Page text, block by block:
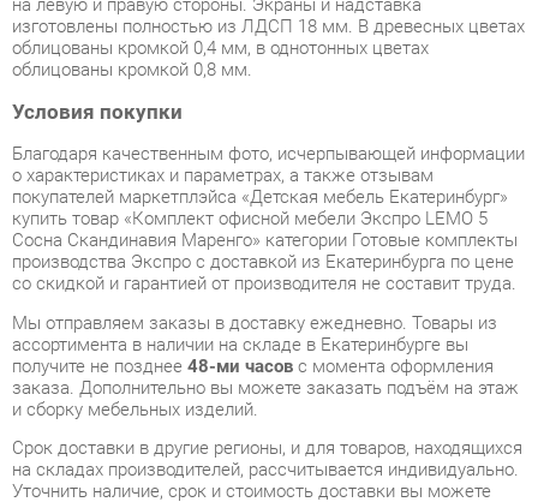
Условия покупки
Благодаря качественным фото, исчерпывающей информации
о характеристиках и параметрах, а также отзывам
покупателей маркетплэйса «Детская мебель Екатеринбург»
купить товар «Комплект офисной мебели Экспро LEMO 5
Сосна Скандинавия Маренго» категории Готовые комплекты
производства Экспро с доставкой из Екатеринбурга по цене
со скидкой и гарантией от производителя не составит труда.
Мы отправляем заказы в доставку ежедневно. Товары из
ассортимента в наличии на складе в Екатеринбурге вы
получите не позднее48-ми часовс момента оформления
заказа. Дополнительно вы можете заказать подъём на этаж
Срок доставки в другие регионы, и для товаров, находящихся
на складах производителей, рассчитывается индивидуально.
Уточнить наличие, срок и стоимость доставки вы можете
через формуобратной связи.
В любой момент до передачи заказа в доставку, а также в
течение 7-ми дней после получения заказа вы можете
изменить выборили принять решение об отказе от покупки.